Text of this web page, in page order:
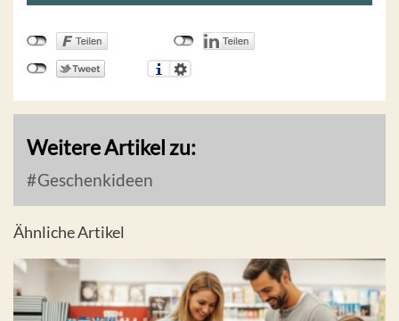
Weitere Artikel zu:
Geschenkideen
Ähnliche Artikel